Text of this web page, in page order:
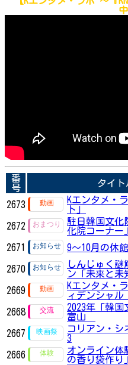
番
号
タイト
2673
Kエンタメ・
ト」
2672
駐日韓国文化
化院コーナー
2671
9～10月の休
2670
しんじゅく謎
ン「未来と未
2669
Kエンタメ・
ィデンシャル
2668
2023年「韓国
富山
2667
コリアン・シ
3
2666
オンライン体
の香り袋作り」